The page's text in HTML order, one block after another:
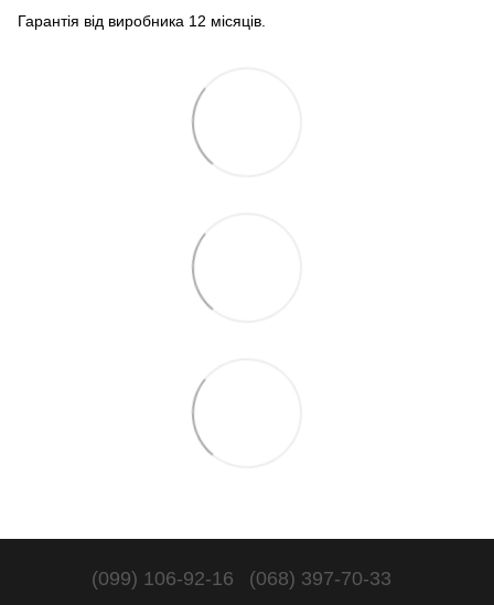
Гарантія від виробника 12 місяців.
(099) 106-92-16 (068) 397-70-33